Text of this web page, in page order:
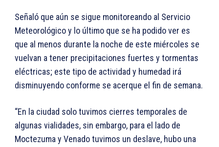
Señaló que aún se sigue monitoreando al Servicio
Meteorológico y lo último que se ha podido ver es
que al menos durante la noche de este miércoles se
vuelvan a tener precipitaciones fuertes y tormentas
eléctricas; este tipo de actividad y humedad irá
disminuyendo conforme se acerque el fin de semana.
“En la ciudad solo tuvimos cierres temporales de
algunas vialidades, sin embargo, para el lado de
Moctezuma y Venado tuvimos un deslave, hubo una